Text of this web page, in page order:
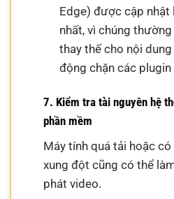
Edge) được cập nhật
nhất, vì chúng
thay thế cho nội
động chặn các
7. Kiểm tra tài nguyên hệ
phần mềm
Máy tính quá tải hoặc
xung đột cũng có thể
phát video.